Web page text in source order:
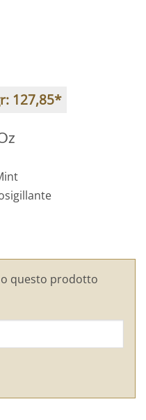
127,85*
questo prodotto